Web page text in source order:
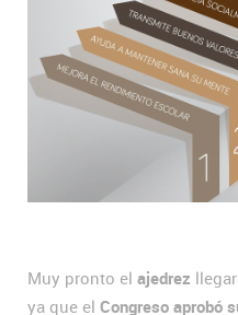
Muy pronto el ajedrez
ya que el Congreso aprobó